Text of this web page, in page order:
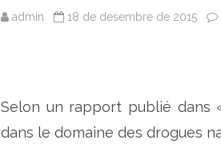
admin 18 de desembre de 2015
Selon un rapport publié dans
dans le domaine des drogues